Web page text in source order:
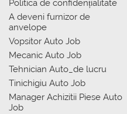
Politica de confidențialitate
A deveni furnizor de
anvelope
Vopsitor Auto Job
Mecanic Auto Job
Tehnician Auto_de lucru
Tinichigiu Auto Job
Manager Achizitii Piese Auto
Job